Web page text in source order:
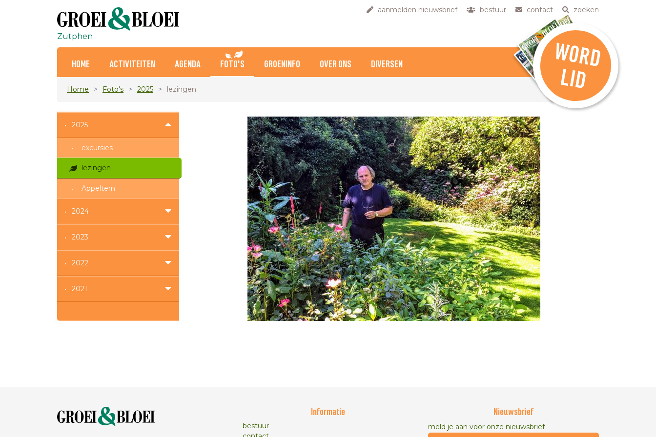
aanmelden nieuwsbrief bestuur contact zoeken
Zutphen
HOME ACTIVITEITEN AGENDA FOTO'S GROENINFO OVER ONS DIVERSEN W
O
R
D
L
ID
Home Foto's 2025 lezingen
2025
excursies
lezingen
Appeltern
2024
2023
2022
2021
Informatie
bestuur
Nieuwsbrief
meld je aan voor onze nieuwsbrief